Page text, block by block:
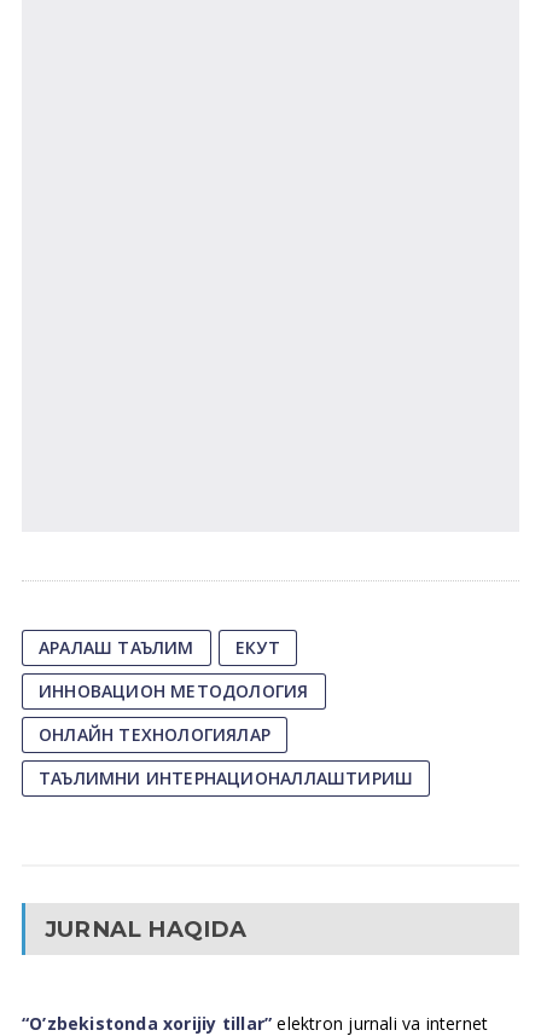
АРАЛАШ ТАЪЛИМ
ЕКУТ
ИННОВАЦИОН МЕТОДОЛОГИЯ
ОНЛАЙН ТЕХНОЛОГИЯЛАР
ТАЪЛИМНИ ИНТЕРНАЦИОНАЛЛАШТИРИШ
JURNAL HAQIDA
“O’zbekistonda xorijiy tillar” elektron jurnali va internet